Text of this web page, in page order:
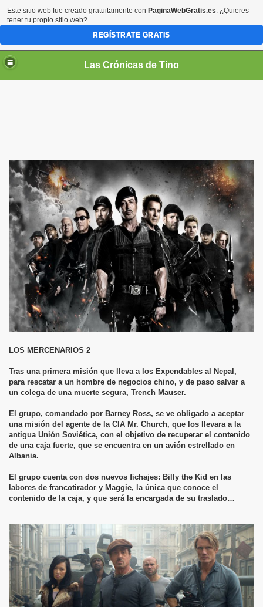
Las Crónicas de Tino
LOS MERCENARIOS 2
Tras una primera misión que lleva a los Expendables al Nepal,
para rescatar a un hombre de negocios chino, y de paso salvar a
un colega de una muerte segura, Trench Mauser.
El grupo, comandado por Barney Ross, se ve obligado a aceptar
una misión del agente de la CIA Mr. Church, que los llevara a la
antigua Unión Soviética, con el objetivo de recuperar el contenido
de una caja fuerte, que se encuentra en un avión estrellado en
Albania.
El grupo cuenta con dos nuevos fichajes: Billy the Kid en las
labores de francotirador y Maggie, la única que conoce el
contenido de la caja, y que será la encargada de su traslado…
Este sitio web fue creado gratuitamente con PaginaWebGratis.es. ¿Quieres
tener tu propio sitio web?
REGÍSTRATE GRATIS